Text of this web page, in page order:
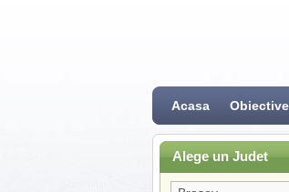
Acasa Obiective
Alege un Judet